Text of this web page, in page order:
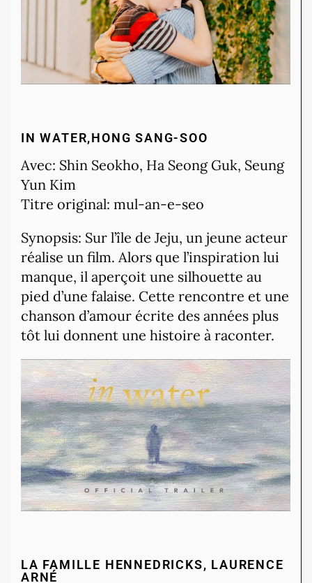
IN WATER,HONG SANG-SOO
Avec: Shin Seokho, Ha Seong Guk, Seung
Yun Kim
Titre original: mul-an-e-seo
Synopsis: Sur l’île de Jeju, un jeune acteur
réalise un film. Alors que l’inspiration lui
manque, il aperçoit une silhouette au
pied d’une falaise. Cette rencontre et une
chanson d’amour écrite des années plus
tôt lui donnent une histoire à raconter.
LA FAMILLE HENNEDRICKS, LAURENCE
ARNÉ